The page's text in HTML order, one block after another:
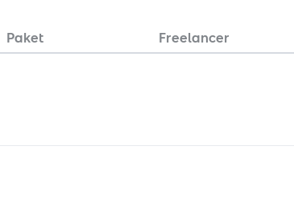
Paket Freelancer